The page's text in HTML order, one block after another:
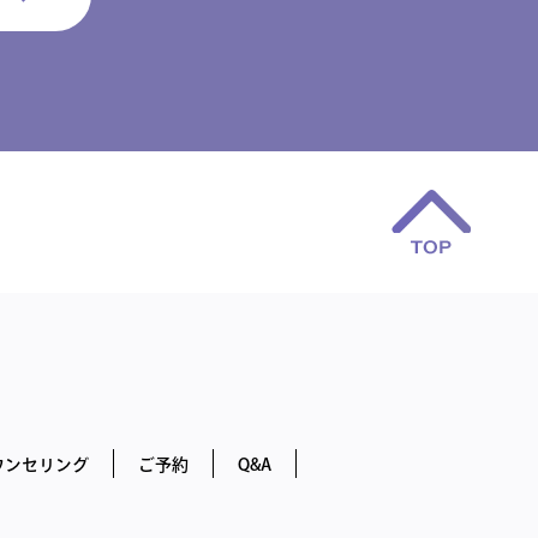
ンセリング ご予約 Q&A